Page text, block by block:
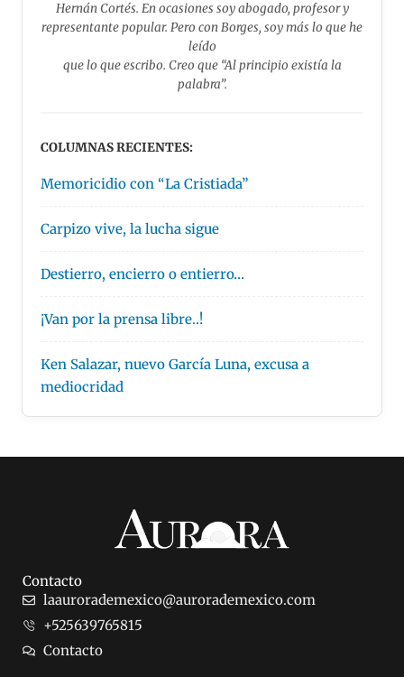
Hernán Cortés. En ocasiones soy abogado, profesor y
representante popular. Pero con Borges, soy más lo que he
leído
que lo que escribo. Creo que “Al principio existía la
palabra”.
COLUMNAS RECIENTES:
Memoricidio con “La Cristiada”
Carpizo vive, la lucha sigue
Destierro, encierro o entierro…
¡Van por la prensa libre..!
Ken Salazar, nuevo García Luna, excusa a
mediocridad
Contacto
laaurorademexico@aurorademexico.com
+525639765815
Contacto